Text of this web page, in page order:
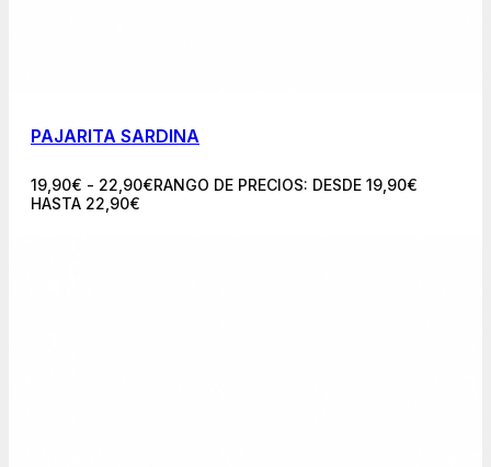
PAJARITA SARDINA
19,90€ - 22,90€RANGO DE PRECIOS: DESDE 19,90€
HASTA 22,90€